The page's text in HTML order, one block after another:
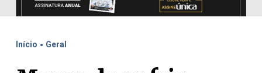
Início . Geral